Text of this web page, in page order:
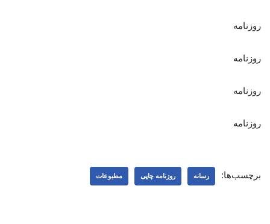
روزنامه
روزنامه
روزنامه
روزنامه
برچسب‌ها: رسانه روزنامه چاپی مطبوعات